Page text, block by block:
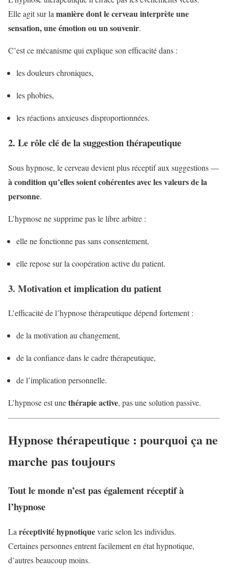
Elle agit sur lamanière dont le cerveau interprète une
sensation, une émotion ou un souvenir.
C’est ce mécanisme qui explique son efficacité dans :
les douleurs chroniques,
les phobies,
les réactions anxieuses disproportionnées.
2. Le rôle clé de la suggestion thérapeutique
Sous hypnose, le cerveau devient plus réceptif aux suggestions —
à condition qu’elles soient cohérentes avec les valeurs de la
personne.
L’hypnose ne supprime pas le libre arbitre :
elle ne fonctionne pas sans consentement,
elle repose sur la coopération active du patient.
3. Motivation et implication du patient
L’efficacité de l’hypnose thérapeutique dépend fortement :
de la motivation au changement,
de la confiance dans le cadre thérapeutique,
de l’implication personnelle.
L’hypnose est unethérapie active, pas une solution passive.
Hypnose thérapeutique : pourquoi ça ne
marche pas toujours
Tout le monde n’est pas également réceptif à
l’hypnose
La réceptivité hypnotiquevarie selon les individus.
Certaines personnes entrent facilement en état hypnotique,
d’autres beaucoup moins.